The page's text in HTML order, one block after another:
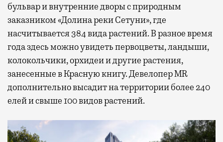
бульвар и внутренние дворы с природным
заказником «Долина реки Сетуни», где
насчитывается 384 вида растений. В разное время
года здесь можно увидеть первоцветы, ландыши,
колокольчики, орхидеи и другие растения,
занесенные в Красную книгу. Девелопер MR
дополнительно высадит на территории более 240
елей и свыше 100 видов растений.